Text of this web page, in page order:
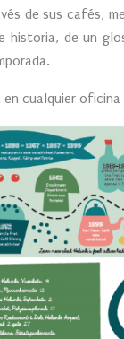
de sus cafés,
historia, de un
en cualquier